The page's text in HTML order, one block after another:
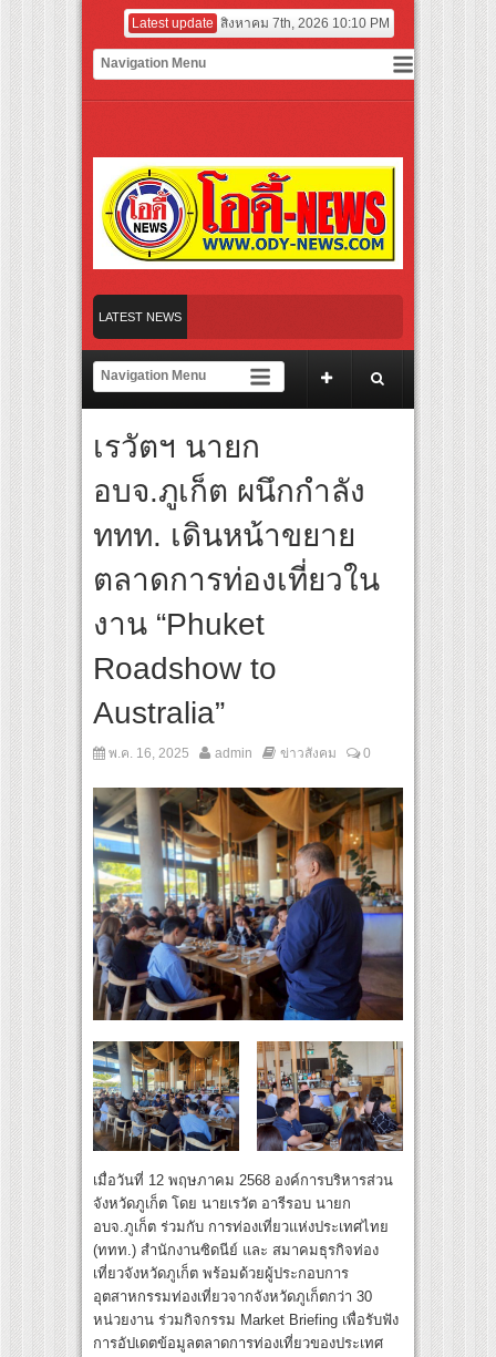
Latest update สิงหาคม 7th, 2026 10:10 PM
LATEST NEWSกันตนา สร้างปรากฏการณ์ใหม่! เปิดตัว “พระ-นาง AI” คู่แ
“PP KRIT” ชวนเปิดประสบการณ์ความหวานซ่อนเปรี้ยวใ
โชกุบุสซึ โฉมใหม่ บูสความหอม อัปความชุ่มชื่น ชวน “ญ
“MGI Beyond” ผนึกกำลัง “iQIYI” บวงสรวงซีรีส์ iQIYI
“เอมี่ กลิ่นประทุม” แชร์ประสบการณ์จริงติดเชื้อ HPV ชวนค
กันตนา สร้างปรากฏการณ์ใหม่! เปิดตัว “พระ-นาง AI” คู่
เรวัตฯ นายก
อบจ.ภูเก็ต ผนึกกำลัง
ททท. เดินหน้าขยาย
ตลาดการท่องเที่ยวใน
งาน “Phuket
Roadshow to
Australia”
พ.ค. 16, 2025 admin ข่าวสังคม 0
เมื่อวันที่ 12 พฤษภาคม 2568 องค์การบริหารส่วน
จังหวัดภูเก็ต โดย นายเรวัต อารีรอบ นายก
อบจ.ภูเก็ต ร่วมกับ การท่องเที่ยวแห่งประเทศไทย
(ททท.) สำนักงานซิดนีย์ และ สมาคมธุรกิจท่อง
เที่ยวจังหวัดภูเก็ต พร้อมด้วยผู้ประกอบการ
อุตสาหกรรมท่องเที่ยวจากจังหวัดภูเก็ตกว่า 30
หน่วยงาน ร่วมกิจกรรม Market Briefing เพื่อรับฟัง
การอัปเดตข้อมูลตลาดการท่องเที่ยวของประเทศ